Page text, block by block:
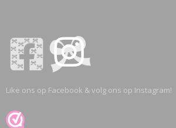
Like ons op Facebook & volg ons op Instagram!